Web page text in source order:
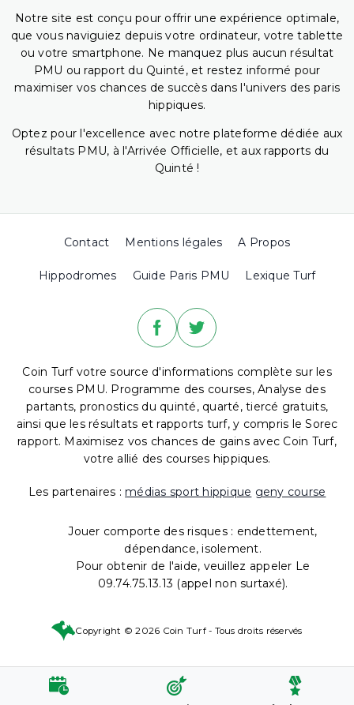
Notre site est conçu pour offrir une expérience optimale,
que vous naviguiez depuis votre ordinateur, votre tablette
ou votre smartphone. Ne manquez plus aucun résultat
PMU ou rapport du Quinté, et restez informé pour
maximiser vos chances de succès dans l'univers des paris
hippiques.
Optez pour l'excellence avec notre plateforme dédiée aux
résultats PMU, à l'Arrivée Officielle, et aux rapports du
Quinté !
Contact Mentions légales A Propos
Hippodromes Guide Paris PMU Lexique Turf
Coin Turf votre source d'informations complète sur les
courses PMU. Programme des courses, Analyse des
partants, pronostics du quinté, quarté, tiercé gratuits,
ainsi que les résultats et rapports turf, y compris le Sorec
rapport. Maximisez vos chances de gains avec Coin Turf,
votre allié des courses hippiques.
Les partenaires : médias sport hippique geny course
Jouer comporte des risques : endettement,
dépendance, isolement.
Pour obtenir de l'aide, veuillez appeler Le
09.74.75.13.13 (appel non surtaxé).
Copyright © 2026 Coin Turf - Tous droits réservés